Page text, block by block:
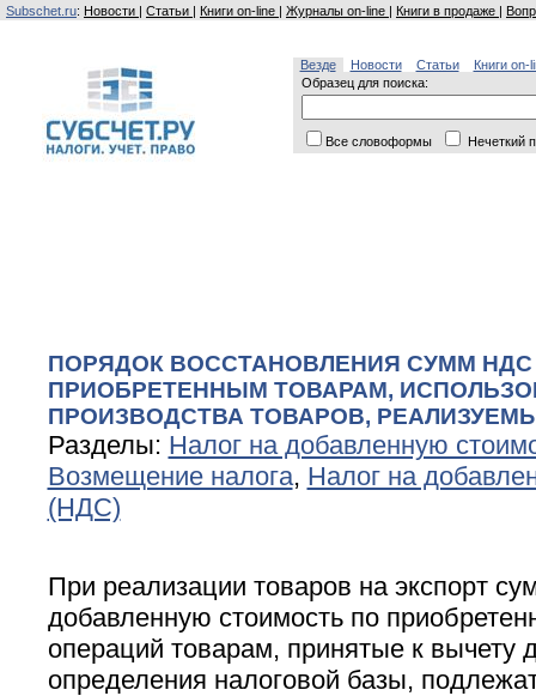
Subschet.ru: Новости | Статьи | Книги on-line | Журналы on-line | Книги в продаже |
Везде Новости Статьи
Книги on-
Образец для поиска:
Все словоформы Нечеткий
ПОРЯДОК ВОССТАНОВЛЕНИЯ СУММ
ПРИОБРЕТЕННЫМ ТОВАРАМ,
ПРОИЗВОДСТВА ТОВАРОВ,
Разделы: Налог на добавленную
Возмещение налога, Налог на
(НДС)
При реализации товаров на экспорт
добавленную стоимость по
операций товарам, принятые к вычету
определения налоговой базы,